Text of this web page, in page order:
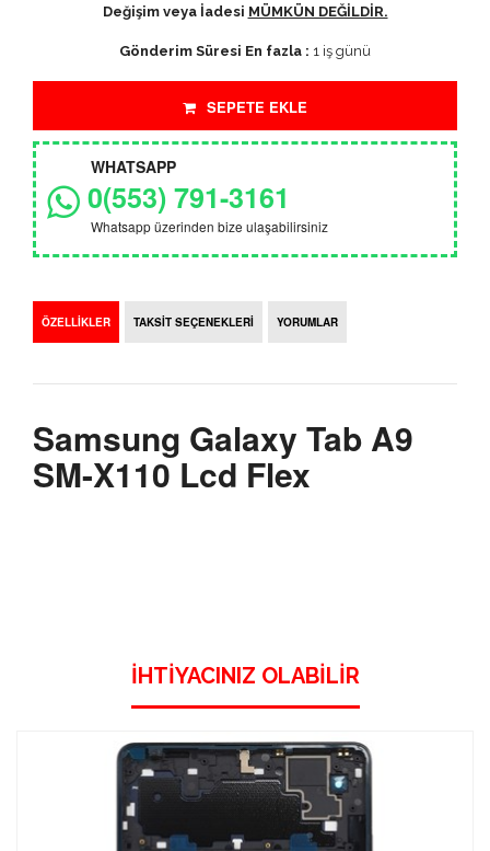
Değişim veya İadesi MÜMKÜN DEĞİLDİR.
Gönderim Süresi En fazla : 1 iş günü
SEPETE EKLE
WHATSAPP
0(553) 791-3161
Whatsapp üzerinden bize ulaşabilirsiniz
ÖZELLİKLER TAKSİT SEÇENEKLERİ YORUMLAR
Samsung Galaxy Tab A9
SM-X110 Lcd Flex
İHTIYACINIZ OLABILIR